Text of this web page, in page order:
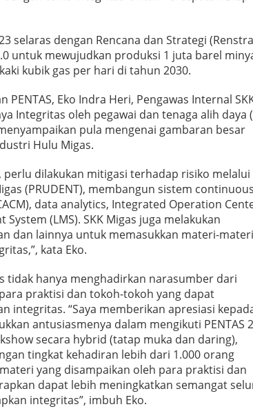
selaras dengan Rencana dan Strategi
untuk mewujudkan produksi 1 juta barel
kubik gas per hari di tahun 2030.
Eko Indra Heri, Pengawas Internal
Integritas oleh pegawai dan tenaga alih daya
pula mengenai gambaran besar
Hulu Migas.
dilakukan mitigasi terhadap risiko melalui
(PRUDENT), membangun sistem continuous
data analytics, Integrated Operation
(LMS). SKK Migas juga melakukan
dan lainnya untuk memasukkan materi-materi
kata Eko.
tidak hanya menghadirkan narasumber dari
praktisi dan tokoh-tokoh yang dapat
integritas. “Saya memberikan apresiasi
antusiasmenya dalam mengikuti PENTAS
secara hybrid (tatap muka dan daring),
tingkat kehadiran lebih dari 1.000 orang
yang disampaikan oleh para praktisi dan
dapat lebih meningkatkan semangat
integritas”, imbuh Eko.